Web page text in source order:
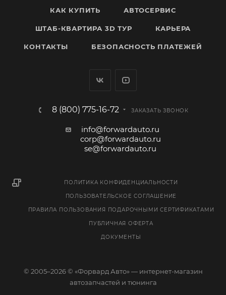
КАК КУПИТЬ АВТОСЕРВИС
ШТАБ-КВАРТИРА 3D ТУР КАРЬЕРА
КОНТАКТЫ БЕЗОПАСНОСТЬ ПЛАТЕЖЕЙ
8 (800) 775-16-72 ЗАКАЗАТЬ ЗВОНОК
info@forwardauto.ru
corp@forwardauto.ru
se@forwardauto.ru
ПОЛИТИКА КОНФИДЕНЦИАЛЬНОСТИ
ПОЛЬЗОВАТЕЛЬСКОЕ СОГЛАШЕНИЕ
ПРАВИЛА ПОЛЬЗОВАНИЯ ПОДАРОЧНЫМИ СЕРТИФИКАТАМИ
ПУБЛИЧНАЯ ОФЕРТА
ДОКУМЕНТЫ
© 2005–2026 © «Форвард Авто» — интернет-магазин
автозапчастей и тюнинга